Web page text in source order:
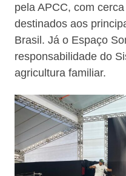
pela APCC, com
destinados aos
Brasil. Já o Espaço
responsabilidade do
agricultura familiar.